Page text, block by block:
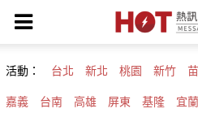
活動： 台北 新北 桃園 新竹
嘉義 台南 高雄 屏東 基隆 宜蘭